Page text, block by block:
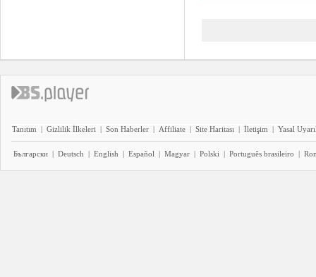
Tanıtım | Gizlilik İlkeleri | Son Haberler | Affiliate | Site Haritası | İletişim | Yasal
Български | Deutsch | English | Español | Magyar | Polski | Português brasileiro |